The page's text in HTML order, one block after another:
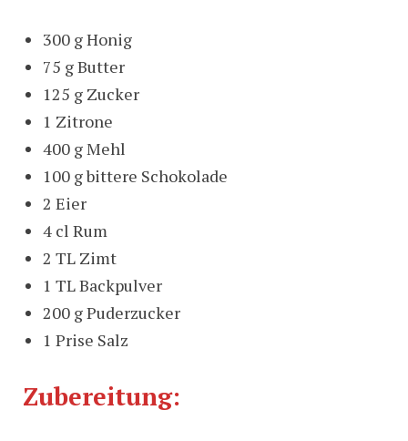
300 g Honig
75 g Butter
125 g Zucker
1 Zitrone
400 g Mehl
100 g bittere Schokolade
2 Eier
4 cl Rum
2 TL Zimt
1 TL Backpulver
200 g Puderzucker
1 Prise Salz
Zubereitung: